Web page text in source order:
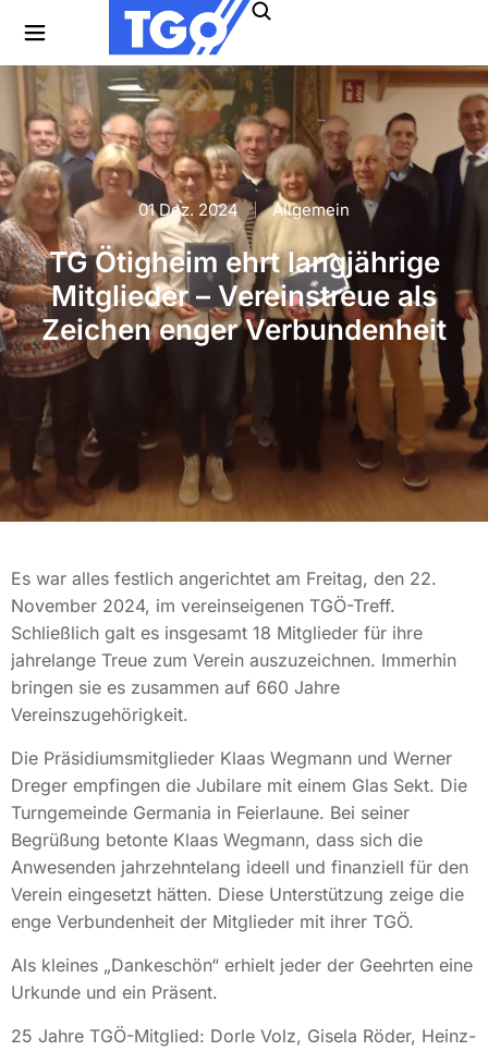
01 Dez. 2024 Allgemein
TG Ötigheim ehrt langjährige
Mitglieder – Vereinstreue als
Zeichen enger Verbundenheit
Es war alles festlich angerichtet am Freitag, den 22.
November 2024, im vereinseigenen TGÖ-Treff.
Schließlich galt es insgesamt 18 Mitglieder für ihre
jahrelange Treue zum Verein auszuzeichnen. Immerhin
bringen sie es zusammen auf 660 Jahre
Vereinszugehörigkeit.
Die Präsidiumsmitglieder Klaas Wegmann und Werner
Dreger empfingen die Jubilare mit einem Glas Sekt. Die
Turngemeinde Germania in Feierlaune. Bei seiner
Begrüßung betonte Klaas Wegmann, dass sich die
Anwesenden jahrzehntelang ideell und finanziell für den
Verein eingesetzt hätten. Diese Unterstützung zeige die
enge Verbundenheit der Mitglieder mit ihrer TGÖ.
Als kleines „Dankeschön“ erhielt jeder der Geehrten eine
Urkunde und ein Präsent.
25 Jahre TGÖ-Mitglied: Dorle Volz, Gisela Röder, Heinz-